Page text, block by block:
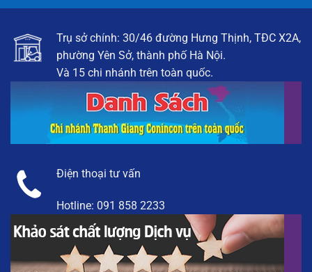
Trụ sở chính: 30/46 đường Hưng Thịnh, TĐC X2A,
phường Yên Sở, thành phố Hà Nội.
Và 15 chi nhánh trên toàn quốc.
Điện thoại tư vấn
Hotline: 091 858 2233